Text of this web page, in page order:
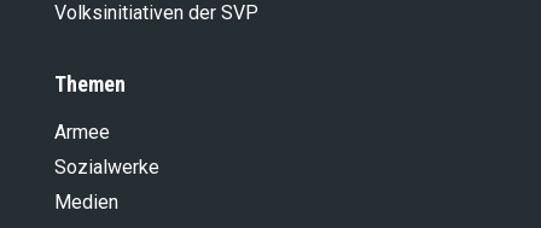
Volksinitiativen der SVP
Themen
Armee
Sozialwerke
Medien